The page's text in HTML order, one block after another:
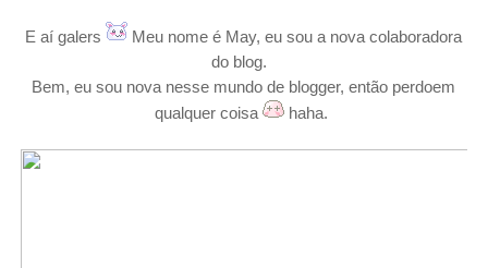
E aí galers
Meu nome é May, eu sou a nova colaboradora
do blog.
Bem, eu sou nova nesse mundo de blogger, então perdoem
qualquer coisa
haha.